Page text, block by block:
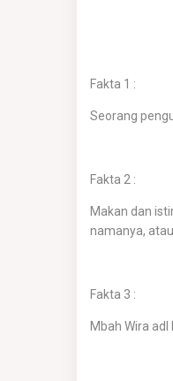
Fakta 1 :
Seorang
Fakta 2 :
Makan dan
namanya,
Fakta 3 :
Mbah Wira adl